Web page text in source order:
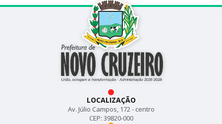
LOCALIZAÇÃO
Av. Júlio Campos, 172 - centro
CEP: 39820-000